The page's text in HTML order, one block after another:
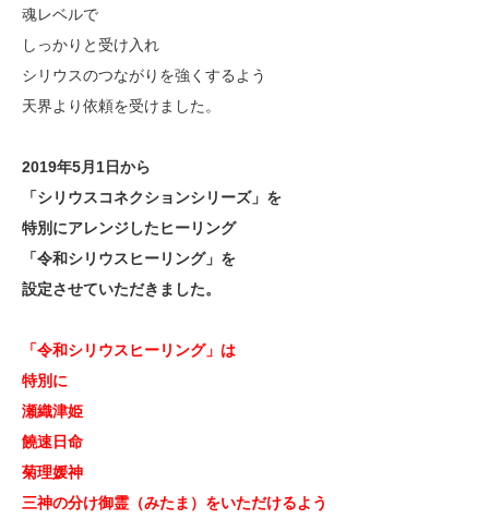
魂レベルで
しっかりと受け入れ
シリウスのつながりを強くするよう
天界より依頼を受けました。
2019年5月1日から
「シリウスコネクションシリーズ」を
特別にアレンジしたヒーリング
「令和シリウスヒーリング」を
設定させていただきました。
「令和シリウスヒーリング」は
特別に
瀬織津姫
饒速日命
菊理媛神
三神の分け御霊（みたま）をいただけるよう